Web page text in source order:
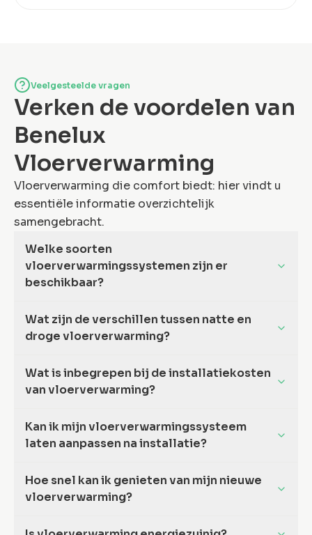
Veelgesteelde vragen
Verken de voordelen van
Benelux
Vloerverwarming
Vloerverwarming die comfort biedt: hier vindt u
essentiële informatie overzichtelijk
samengebracht.
Welke soorten
vloerverwarmingssystemen zijn er
beschikbaar?
Wat zijn de verschillen tussen natte en
droge vloerverwarming?
Wat is inbegrepen bij de installatiekosten
van vloerverwarming?
Kan ik mijn vloerverwarmingssysteem
laten aanpassen na installatie?
Hoe snel kan ik genieten van mijn nieuwe
vloerverwarming?